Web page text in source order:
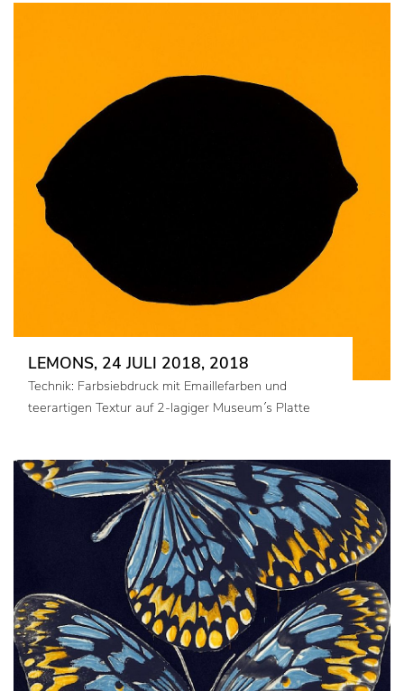
LEMONS, 24 JULI 2018, 2018
Technik: Farbsiebdruck mit Emaillefarben und
teerartigen Textur auf 2-lagiger Museum´s Platte